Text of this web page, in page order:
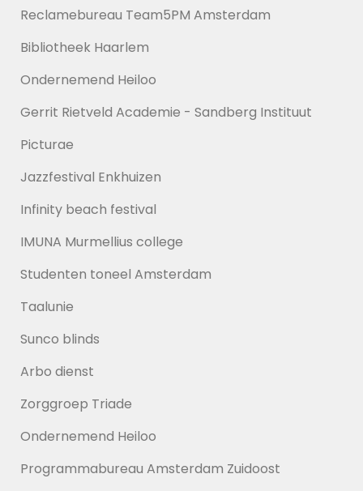
Reclamebureau Team5PM Amsterdam
Bibliotheek Haarlem
Ondernemend Heiloo
Gerrit Rietveld Academie - Sandberg Instituut
Picturae
Jazzfestival Enkhuizen
Infinity beach festival
IMUNA Murmellius college
Studenten toneel Amsterdam
Taalunie
Sunco blinds
Arbo dienst
Zorggroep Triade
Ondernemend Heiloo
Programmabureau Amsterdam Zuidoost